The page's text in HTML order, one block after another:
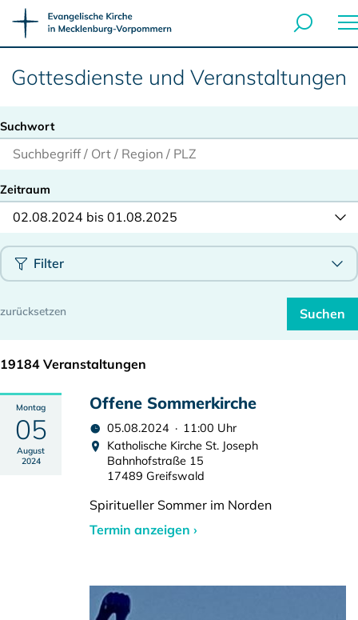
Gottesdienste und Veranstaltungen
Suchwort
Zeitraum
02.08.2024 bis 01.08.2025
Filter
19184 Veranstaltungen
Montag
05
August
2024
Offene Sommerkirche
05.08.2024 · 11:00 Uhr
Katholische Kirche St. Joseph
Bahnhofstraße 15
17489 Greifswald
Spiritueller Sommer im Norden
Termin anzeigen ›